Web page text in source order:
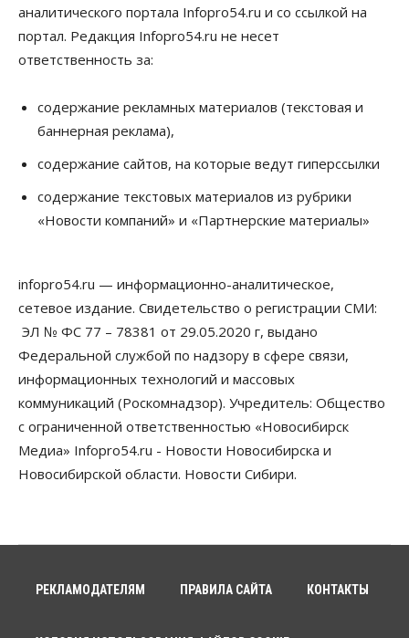
Новосибирск готовится к визиту Владимира
Путина
Бизнес Недвижимость Общество
Росреестр назвал главные причины
06 Августа 2026, 12:00
Телекоммуникации
В 16 населённых пунктах Мошковского района
Бизнес Право&Порядок
Злоумышленники опять атакуют
новосибирские компании через электронную
06 Августа 2026, 11:00
Общество
Медики готовятся к второму пику активности
клещей в Новосибирской области
06 Августа 2026, 10:00
06 Августа 2026, 09:00
Застройщики Новосибирска
аналитического портала Infopro54.ru и со ссылкой на
портал. Редакция Infopro54.ru не несет
ответственность за:
содержание рекламных материалов (текстовая и
баннерная реклама),
содержание сайтов, на которые ведут гиперссылки
содержание текстовых материалов из рубрики
«Новости компаний» и «Партнерские материалы»
infopro54.ru — информационно-аналитическое,
сетевое издание. Свидетельство о регистрации СМИ:
ЭЛ № ФС 77 – 78381 от 29.05.2020 г, выдано
Федеральной службой по надзору в сфере связи,
информационных технологий и массовых
коммуникаций (Роскомнадзор). Учредитель: Общество
с ограниченной ответственностью «Новосибирск
Медиа» Infopro54.ru - Новости Новосибирска и
Новосибирской области. Новости Сибири.
РЕКЛАМОДАТЕЛЯМ ПРАВИЛА САЙТА КОНТАКТЫ